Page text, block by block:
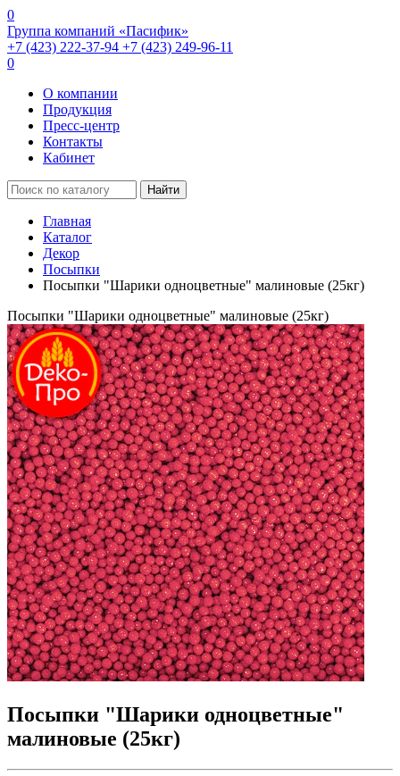
0
Группа компаний «Пасифик»
+7 (423) 222-37-94 +7 (423) 249-96-11
0
О компании
Продукция
Пресс-центр
Контакты
Кабинет
Найти
Главная
Каталог
Декор
Посыпки
Посыпки "Шарики одноцветные" малиновые (25кг)
Посыпки "Шарики одноцветные" малиновые (25кг)
Посыпки "Шарики одноцветные"
малиновые (25кг)